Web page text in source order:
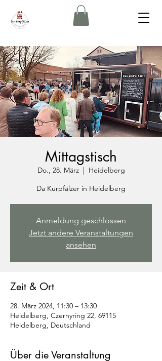
Mittagstisch
Do., 28. März
  |
Heidelberg
Da Kurpfälzer in Heidelberg
Anmeldung geschlossen
Jetzt andere Veranstaltungen
ansehen
Zeit & Ort
28. März 2024, 11:30 – 13:30
Heidelberg, Czernyring 22, 69115
Heidelberg, Deutschland
Über die Veranstaltung